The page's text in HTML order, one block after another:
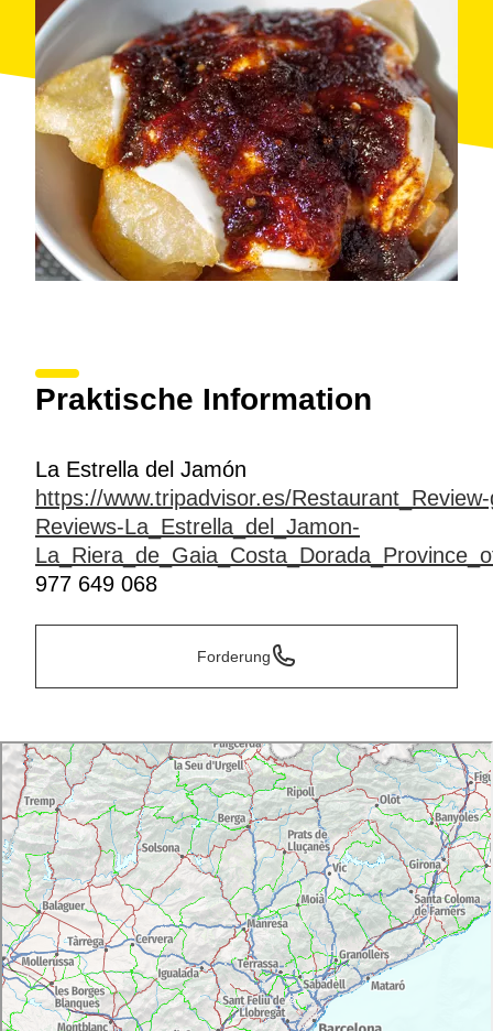
cuando se corta el tráfico en la calle donde se
encuentra y se coloca una terraza.
Praktische Information
La Estrella del Jamón
https://www.tripadvisor.es/
Reviews-La_Estrella_del_Jamon-
977 649 068
Forderung